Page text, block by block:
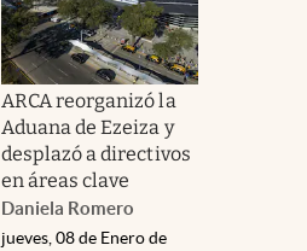
ARCA reorganizó la
Aduana de Ezeiza y
desplazó a directivos
en áreas clave
Daniela Romero
jueves, 08 de Enero de